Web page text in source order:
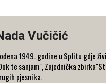
Vučičić
1949. godine u Splitu gdje
te sanjam", Zajednička
pjesnika.